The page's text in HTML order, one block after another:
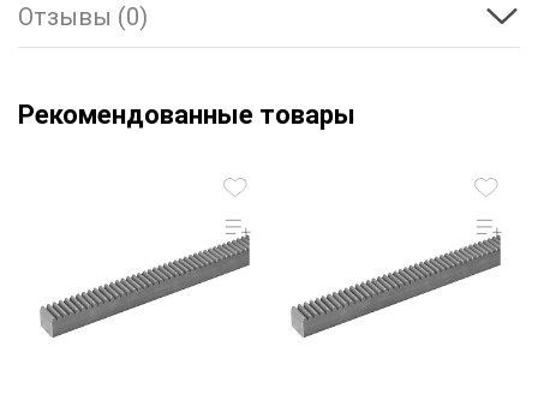
Отзывы (0)
Рекомендованные товары